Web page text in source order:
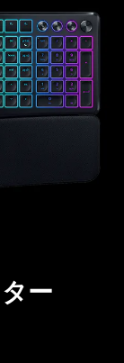
ター